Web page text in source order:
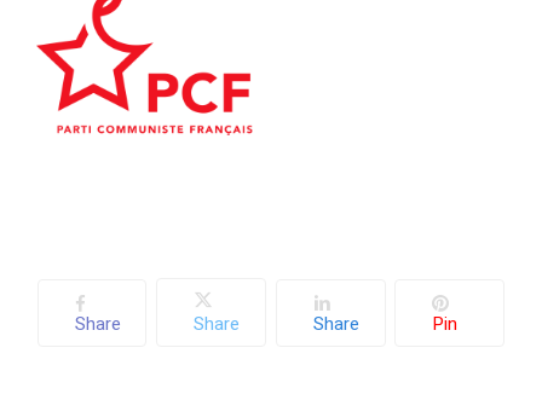
Votre panier est vide.
Share Share Share Pin